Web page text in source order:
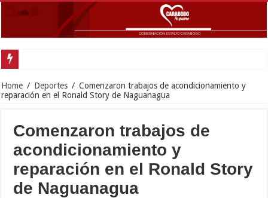
Home / Deportes / Comenzaron trabajos de acondicionamiento y
reparación en el Ronald Story de Naguanagua
Comenzaron trabajos de
acondicionamiento y
reparación en el Ronald Story
de Naguanagua